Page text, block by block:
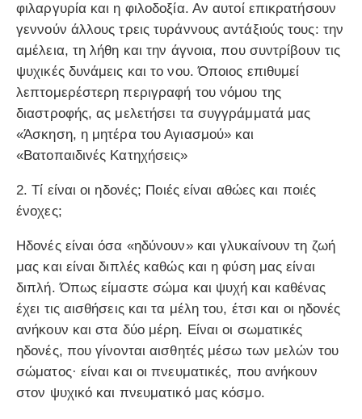
φιλαργυρία και η φιλοδοξία. Αν αυτοί επικρατήσουν
γεννούν άλλους τρεις τυράννους αντάξιούς τους: την
αμέλεια, τη λήθη και την άγνοια, που συντρίβουν τις
ψυχικές δυνάμεις και το νου. Όποιος επιθυμεί
λεπτομερέστερη περιγραφή του νόμου της
διαστροφής, ας μελετήσει τα συγγράμματά μας
«Άσκηση, η μητέρα του Αγιασμού» και
«Βατοπαιδινές Κατηχήσεις»
2. Τί είναι οι ηδονές; Ποιές είναι αθώες και ποιές
ένοχες;
Ηδονές είναι όσα «ηδύνουν» και γλυκαίνουν τη ζωή
μας και είναι διπλές καθώς και η φύση μας είναι
διπλή. Όπως είμαστε σώμα και ψυχή και καθένας
έχει τις αισθήσεις και τα μέλη του, έτσι και οι ηδονές
ανήκουν και στα δύο μέρη. Είναι οι σωματικές
ηδονές, που γίνονται αισθητές μέσω των μελών του
σώματος· είναι και οι πνευματικές, που ανήκουν
στον ψυχικό και πνευματικό μας κόσμο.